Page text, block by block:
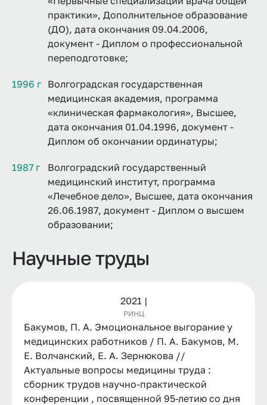
практики», Дополнительное образование
(ДО), дата окончания 09.04.2006,
документ - Диплом о профессиональной
переподготовке;
1996 г Волгоградская государственная
медицинская академия, программа
«клиническая фармакология», Высшее,
дата окончания 01.04.1996, документ -
Диплом об окончании ординатуры;
1987 г
Волгоградский государственный
медицинский институт, программа
«Лечебное дело», Высшее, дата окончания
26.06.1987, документ - Диплом о высшем
образовании;
Научные труды
2021 |
РИНЦ
Бакумов, П. А. Эмоциональное выгорание у
медицинских работников / П. А. Бакумов, М.
Е. Волчанский, Е. А. Зернюкова //
Актуальные вопросы медицины труда :
сборник трудов научно-практической
конференции , посвященной 95-летию со дня